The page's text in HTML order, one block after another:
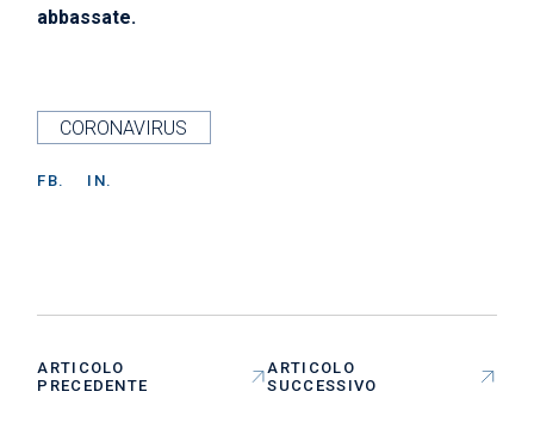
abbassate.
CORONAVIRUS
FB. IN.
ARTICOLO
PRECEDENTE
ARTICOLO
SUCCESSIVO